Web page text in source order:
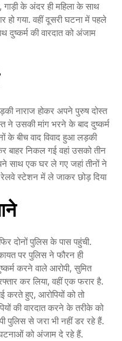
के अंदर ही महिला के साथ
हो गया. वहीं दूसरी घटना में पहले
की वारदात को अंजाम
नाराज होकर अपने पुरुष दोस्त
उसकी मांग भरने के बाद दुष्कर्म
के बीच वाद विवाद हुआ लड़की
बाहर निकल गई वहां उसको तीन
साथ एक घर ले गए जहां तीनों ने
स्टेशन में ले जाकर छोड़ दिया
दोनों पुलिस के पास पहुंची.
पर पुलिस ने फौरन ही
करने वाले आरोपी, सुमित
कर लिया, वहीं एक फरार है.
करते हुए, आरोपियों को तो
की वारदात करने के तरीके को
पुलिस से जरा भी नहीं डर रहे हैं.
घटनाओं को अंजाम दे रहे हैं.